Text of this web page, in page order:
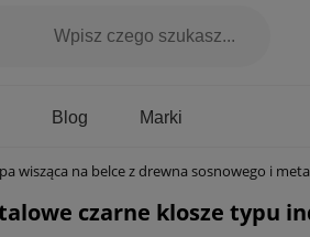
Blog Marki
na belce z drewna sosnowego i metalowe czarne klosze typu industrial Spot-
czarne klosze typu